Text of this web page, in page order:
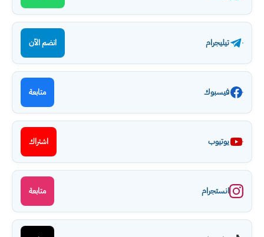
تيليجرام انضم الآن
فيسبوك متابعة
يوتيوب اشتراك
انستجرام متابعة